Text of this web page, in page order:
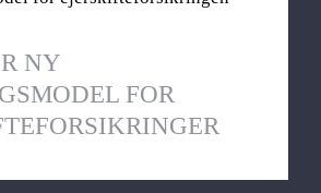
NY BETALINGSMODEL FOR
NY
FOR